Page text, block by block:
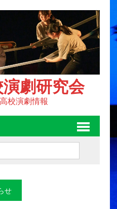
劇研究会
校演劇情報
せ